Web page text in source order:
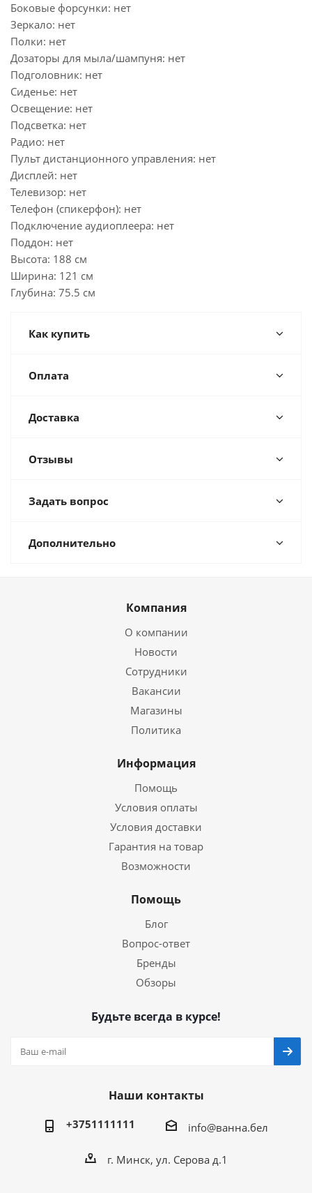
Боковые форсунки: нет
Зеркало: нет
Полки: нет
Дозаторы для мыла/шампуня: нет
Подголовник: нет
Сиденье: нет
Освещение: нет
Подсветка: нет
Радио: нет
Пульт дистанционного управления: нет
Дисплей: нет
Телевизор: нет
Телефон (спикерфон): нет
Подключение аудиоплеера: нет
Поддон: нет
Высота: 188 см
Ширина: 121 см
Глубина: 75.5 см
Как купить
Оплата
Доставка
Отзывы
Задать вопрос
Дополнительно
Компания
О компании
Новости
Сотрудники
Вакансии
Магазины
Политика
Информация
Помощь
Условия оплаты
Условия доставки
Гарантия на товар
Возможности
Помощь
Блог
Вопрос-ответ
Бренды
Обзоры
Будьте всегда в курсе!
Наши контакты
+3751111111 info@ванна.бел
г. Минск, ул. Серова д.1